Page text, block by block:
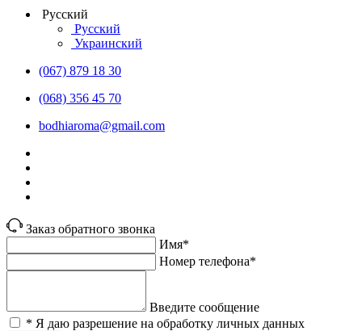
Русский
Русский
Украинский
(067) 879 18 30
(068) 356 45 70
bodhiaroma@gmail.com
Заказ обратного звонка
Имя*
Номер телефона*
Введите сообщение
* Я даю разрешение на обработку личных данных